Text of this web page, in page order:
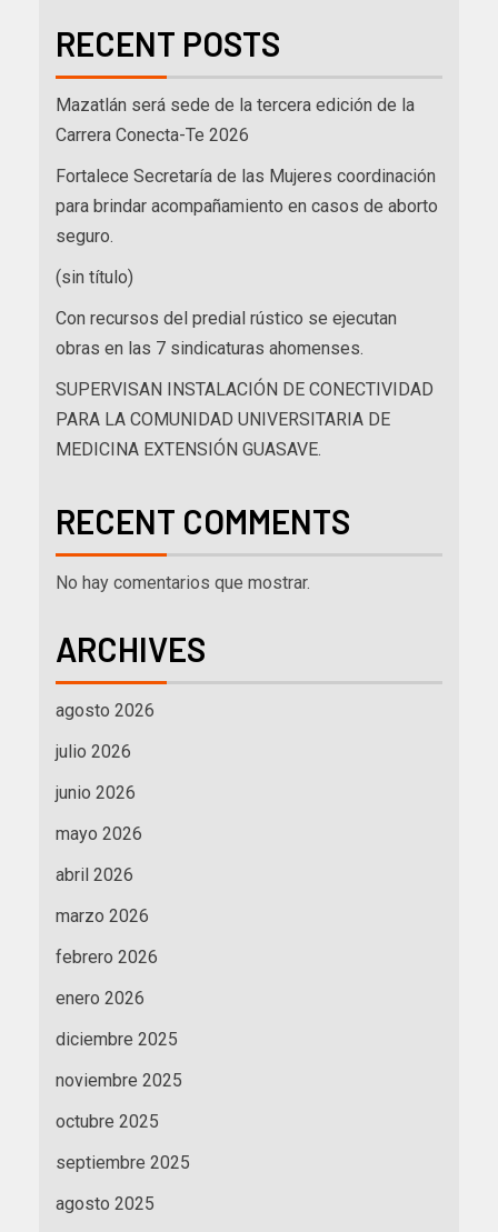
RECENT POSTS
Mazatlán será sede de la tercera edición de la
Carrera Conecta-Te 2026
Fortalece Secretaría de las Mujeres coordinación
para brindar acompañamiento en casos de aborto
seguro.
(sin título)
Con recursos del predial rústico se ejecutan
obras en las 7 sindicaturas ahomenses.
SUPERVISAN INSTALACIÓN DE CONECTIVIDAD
PARA LA COMUNIDAD UNIVERSITARIA DE
MEDICINA EXTENSIÓN GUASAVE.
RECENT COMMENTS
No hay comentarios que mostrar.
ARCHIVES
agosto 2026
julio 2026
junio 2026
mayo 2026
abril 2026
marzo 2026
febrero 2026
enero 2026
diciembre 2025
noviembre 2025
octubre 2025
septiembre 2025
agosto 2025